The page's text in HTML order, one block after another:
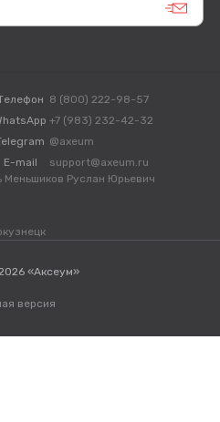
8 (800) 222-98-57
+7 (983) 232-42-32
@axeum
E-mail
support@axeum.ru
Меньшиков Руслан Юрьевич
«Аксеум»
версия